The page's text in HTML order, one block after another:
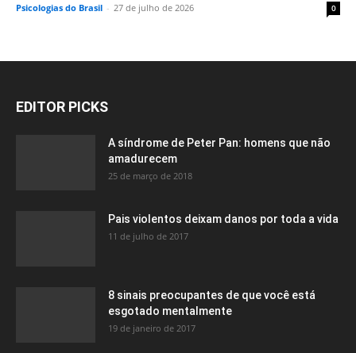
Psicologias do Brasil - 27 de julho de 2026 0
EDITOR PICKS
A síndrome de Peter Pan: homens que não
amadurecem
25 de março de 2018
Pais violentos deixam danos por toda a vida
11 de julho de 2017
8 sinais preocupantes de que você está
esgotado mentalmente
19 de janeiro de 2017